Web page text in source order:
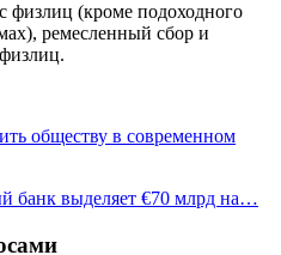
(кроме подоходного
ремесленный сбор и
обществу в современном
банк выделяет €70 млрд на…